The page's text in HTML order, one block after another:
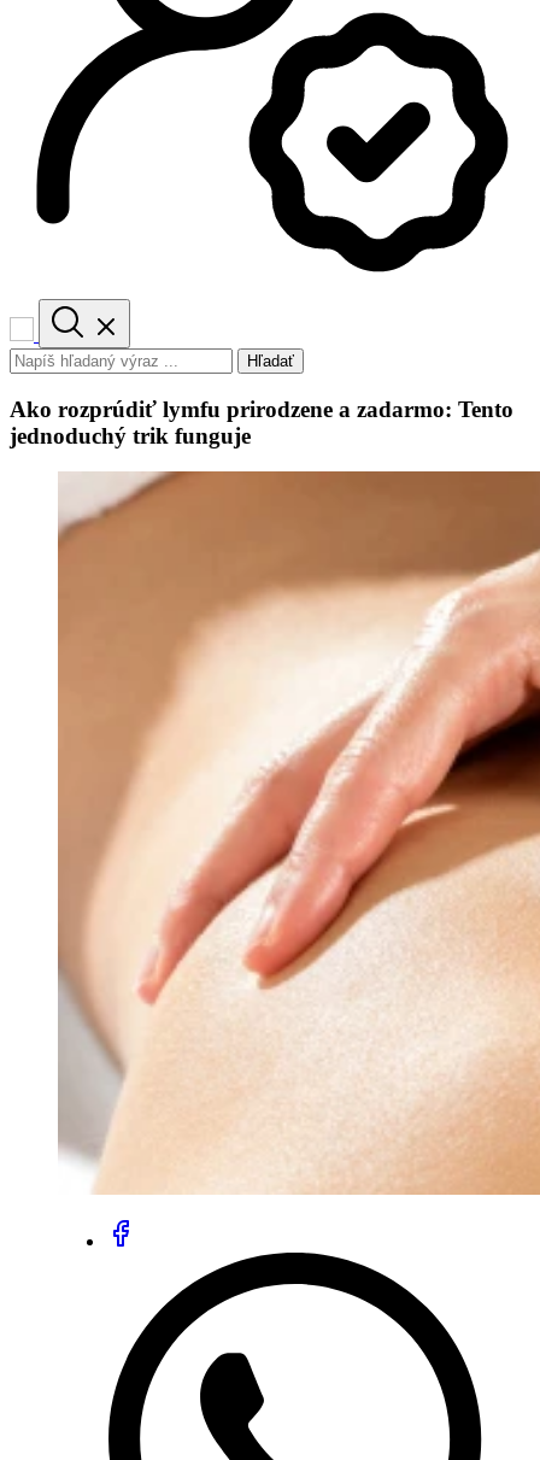
Hľadať
Ako rozprúdiť lymfu prirodzene a zadarmo: Tento
jednoduchý trik funguje